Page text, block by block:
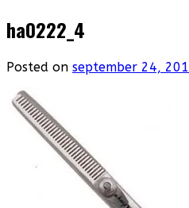
ha0222_4
Posted on september 24,